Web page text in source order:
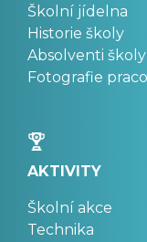
Školní jídelna
Historie školy
Absolventi školy
Fotografie
AKTIVITY
Školní akce
Technika